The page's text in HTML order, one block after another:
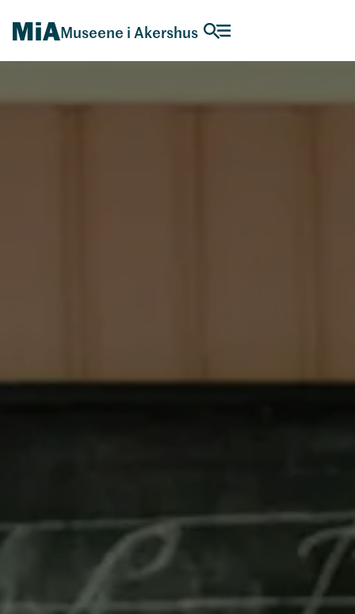
Museene i Akershus